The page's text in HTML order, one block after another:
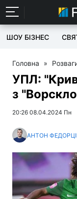
ШОУ БІЗНЕС
Головна »
УПЛ:
з
20:26 08.04.2024 Пн
АНТОН